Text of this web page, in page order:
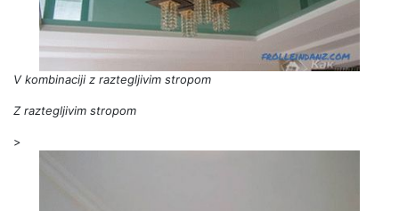
V kombinaciji z raztegljivim stropom
Z raztegljivim stropom
>